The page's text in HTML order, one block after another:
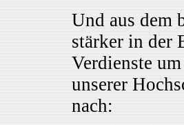
Und aus dem
stärker in der
Verdienste
unserer
nach: